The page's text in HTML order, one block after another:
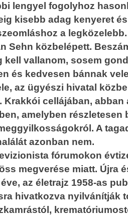
lengyel fogolyhoz
kisebb adag kenyeret
a
Sehn közbelépett.
kell vallanom, sosem
és kedvesen bánnak
az ügyészi hivatal
Krakkói cellájában, abban
amelyben részletesen
A
azonban nem.
fórumokon
megverése miatt. Újra
az életrajz 1958-as
hivatkozva nyilvánítják